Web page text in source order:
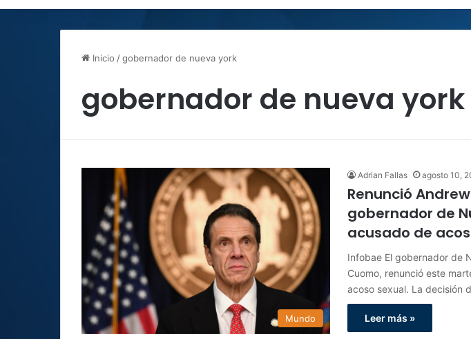
Inicio /gobernador de nueva york
gobernador de nueva york
Mundo
Adrian Fallas agosto 10,
Renunció
gobernador de
acusado de
Infobae El gobernador de
Cuomo, renunció este
acoso sexual. La decisión
Leer más »